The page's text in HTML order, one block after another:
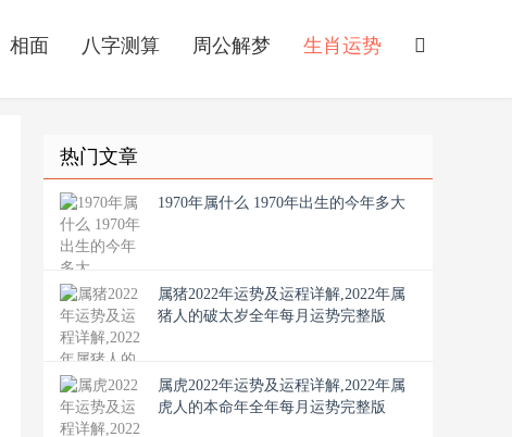
相面 八字测算 周公解梦 生肖运势
热门文章
1970年属什么 1970年出生的今年多大
属猪2022年运势及运程详解,2022年属
猪人的破太岁全年每月运势完整版
属虎2022年运势及运程详解,2022年属
虎人的本命年全年每月运势完整版